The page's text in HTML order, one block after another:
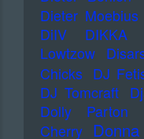
Dieter Moebius
DiIV DIKKA
Lowtzow
Chicks DJ
DJ Tomcraft
Dolly Parton
Cherry